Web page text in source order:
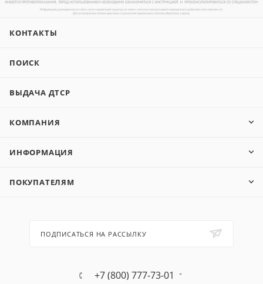
КОНТАКТЫ
ПОИСК
ВЫДАЧА ДТСР
КОМПАНИЯ
ИНФОРМАЦИЯ
ПОКУПАТЕЛЯМ
ПОДПИСАТЬСЯ НА РАССЫЛКУ
+7 (800) 777-73-01